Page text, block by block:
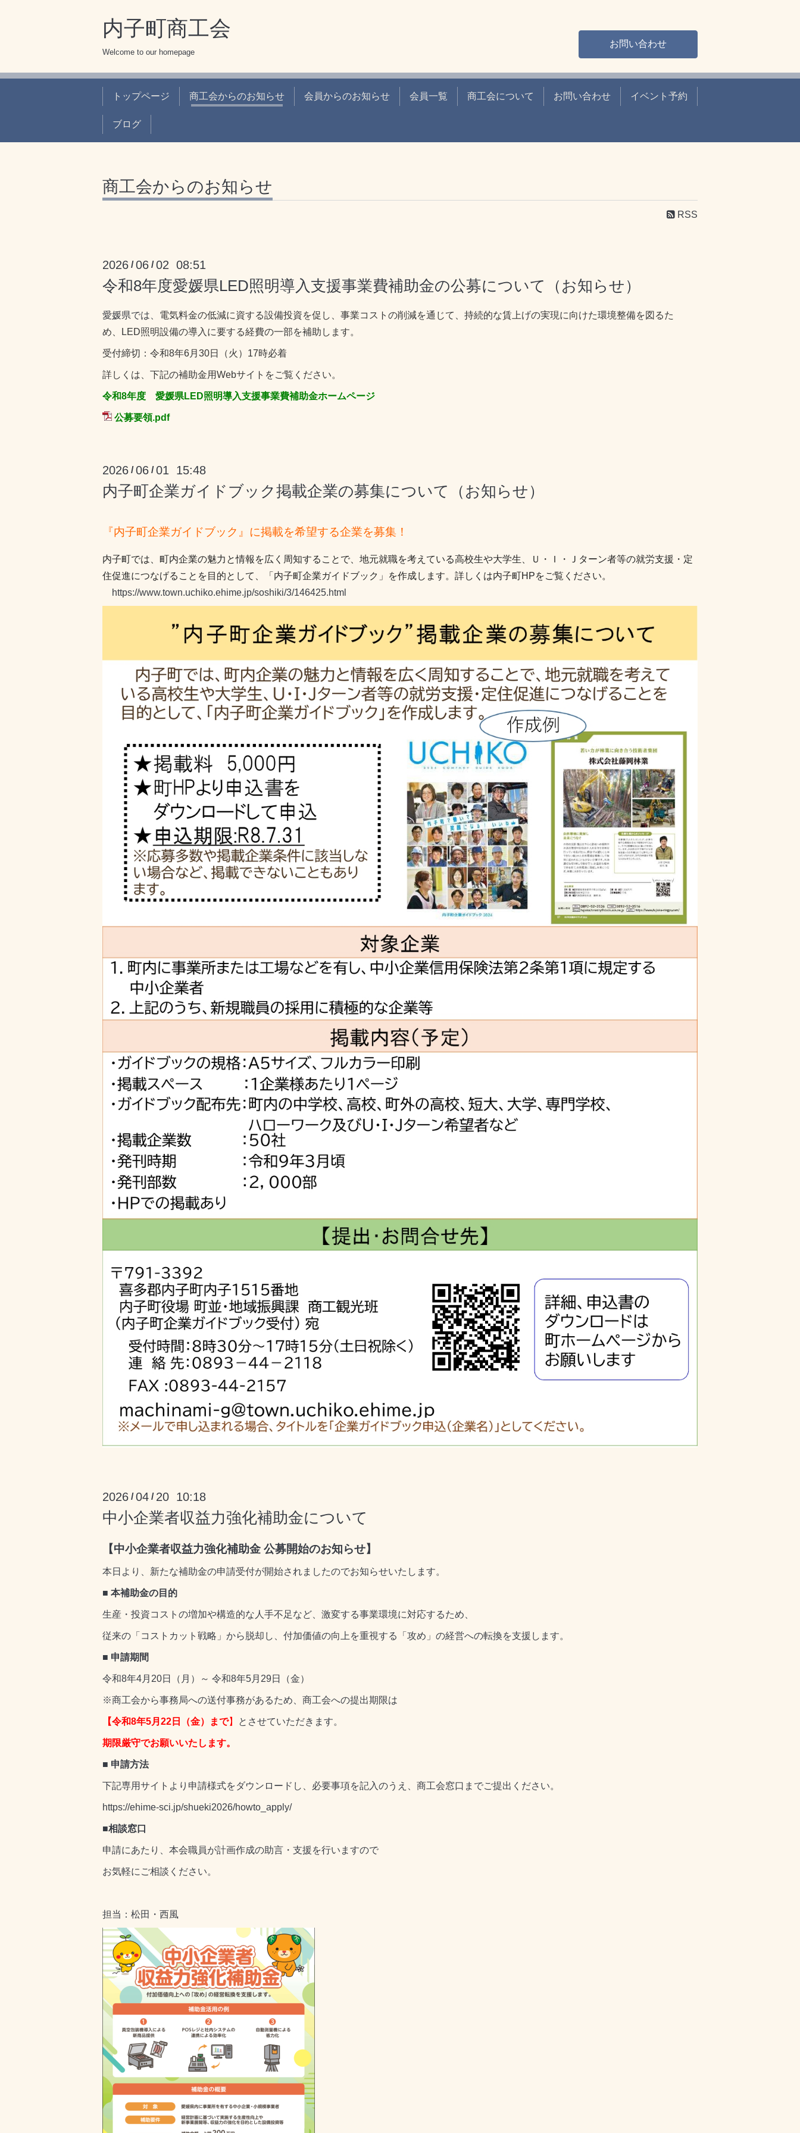
内子町商工会
Welcome to our homepage
お問い合わせ
トップページ 商工会からのお知らせ 会員からのお知らせ 会員一覧 商工会について お問い合わせ イベント予約
ブログ
商工会からのお知らせ
RSS
2026 /06 /02 08:51
令和8年度愛媛県LED照明導入支援事業費補助金の公募について（お知らせ）
愛媛県では、 電気料金の低減に資する設備投資を促し、事業コストの削減を通じて、持続的な賃上げの実現に向けた環境整備を図るた
め、LED照明設備の導入に要する経費の一部を補助します。
受付締切：令和8年6月30日（火）17時必着
詳しくは、下記の補助金用Webサイトをご覧ください。
令和8年度 愛媛県LED照明導入支援事業費補助金ホームページ
公募要領.pdf
2026 /06 /01 15:48
内子町企業ガイドブック掲載企業の募集について（お知らせ）
『内子町企業ガイドブック』に掲載を希望する企業を募集！
内子町では、町内企業の魅力と情報を広く周知することで、 地元就職を考えている高校生や大学生、Ｕ・Ｉ・Ｊターン者等の就労支援・定
住促進につなげることを目的として、
「内子町企業ガイドブック」を作成します。詳しくは内子町HPをご覧ください。
https://www.town.uchiko.ehime.jp/soshiki/3/146425.html
2026 /04 / 20 10:18
中小企業者収益力強化補助金について
【中小企業者収益力強化補助金 公募開始のお知らせ】
本日より、新たな補助金の申請受付が開始されましたのでお知らせいたします。
■ 本補助金の目的
生産・投資コストの増加や構造的な人手不足など、激変する事業環境に対応するため、
従来の「コストカット戦略」から脱却し、付加価値の向上を重視する「攻め」の経営への転換を支援します。
■ 申請期間
令和8年4月20日（月）～ 令和8年5月29日（金）
※商工会から事務局への送付事務があるため、商工会への提出期限は
【令和8年5月22日（金）まで】 とさせていただきます。
期限厳守でお願いいたします。
■ 申請方法
下記専用サイトより申請様式をダウンロードし、必要事項を記入のうえ、商工会窓口までご提出ください。
https://ehime-sci.jp/shueki2026/howto_apply/
■相談窓口
申請にあたり、本会職員が計画作成の助言・支援を行いますので
お気軽にご相談ください。
担当：松田・西風